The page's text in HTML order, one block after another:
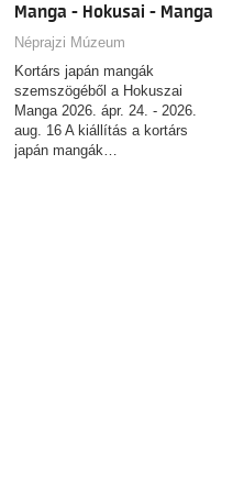
Manga - Hokusai - Manga
Néprajzi Múzeum
Kortárs japán mangák
szemszögéből a Hokuszai
Manga 2026. ápr. 24. - 2026.
aug. 16 A kiállítás a kortárs
japán mangák…